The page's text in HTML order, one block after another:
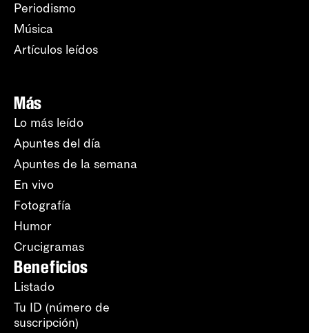
Periodismo
Música
Artículos leídos
Más
Lo más leído
Apuntes del día
Apuntes de la semana
En vivo
Fotografía
Humor
Crucigramas
Beneficios
Listado
Tu ID (número de
suscripción)